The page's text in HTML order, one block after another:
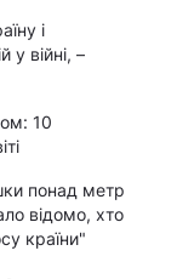
і
війні, –
10
понад метр
відомо, хто
країни"